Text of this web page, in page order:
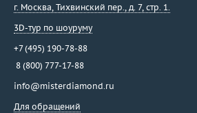
г. Москва, Тихвинский пер., д. 7, стр. 1.
3D-тур по шоуруму
+7 (495) 190-78-88
8 (800) 777-17-88
info@misterdiamond.ru
Для обращений